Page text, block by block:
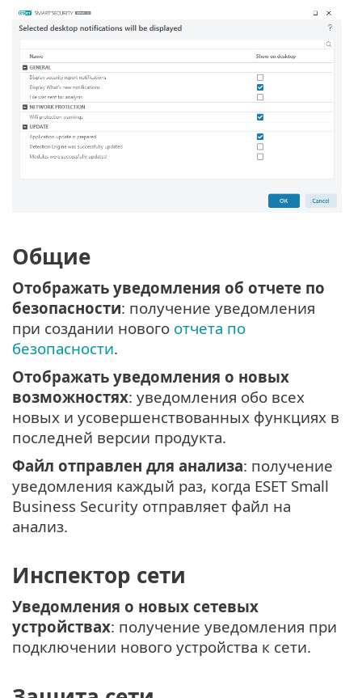
Общие
Отображать уведомления об отчете по
безопасности: получение уведомления
при создании нового отчета по
безопасности.
Отображать уведомления о новых
возможностях: уведомления обо всех
новых и усовершенствованных функциях в
последней версии продукта.
Файл отправлен для анализа: получение
уведомления каждый раз, когда ESET Small
Business Security отправляет файл на
анализ.
Инспектор сети
Уведомления о новых сетевых
устройствах: получение уведомления при
подключении нового устройства к сети.